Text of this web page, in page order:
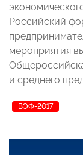
Российский
мероприятия
и среднего
ВЭФ-2017